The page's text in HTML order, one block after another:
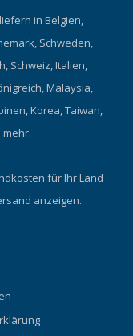
in Belgien,
Schweden,
Schweiz, Italien,
Malaysia,
Korea, Taiwan,
mehr.
für Ihr Land
anzeigen.